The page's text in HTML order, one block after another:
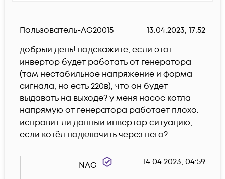
Пользователь-AG20015
13.04.2023, 17:52
добрый день! подскажите, если этот
инвертор будет работать от генератора
(там нестабильное напряжение и форма
сигнала, но есть 220в), что он будет
выдавать на выходе? у меня насос котла
напрямую от генератора работает плохо.
исправит ли данный инвертор ситуацию,
если котёл подключить через него?
NAG 14.04.2023, 04:59